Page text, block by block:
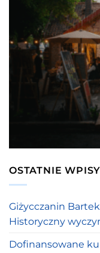
OSTATNIE WPISY
Giżycczanin
Historyczny
Dofinansowane